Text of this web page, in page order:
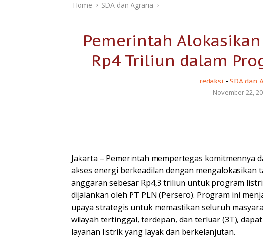
Home SDA dan Agraria
Pemerintah
Rp4 Triliun dalam
redaksi - SDA dan
November 22,
Jakarta – Pemerintah mempertegas komitmennya
akses energi berkeadilan dengan mengalokasikan
anggaran sebesar Rp4,3 triliun untuk program
dijalankan oleh PT PLN (Persero). Program ini
upaya strategis untuk memastikan seluruh
wilayah tertinggal, terdepan, dan terluar (3T),
layanan listrik yang layak dan berkelanjutan.